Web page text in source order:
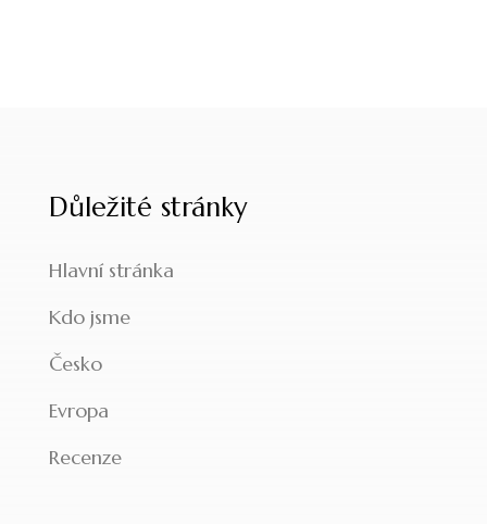
Důležité stránky
Hlavní stránka
Kdo jsme
Česko
Evropa
Recenze